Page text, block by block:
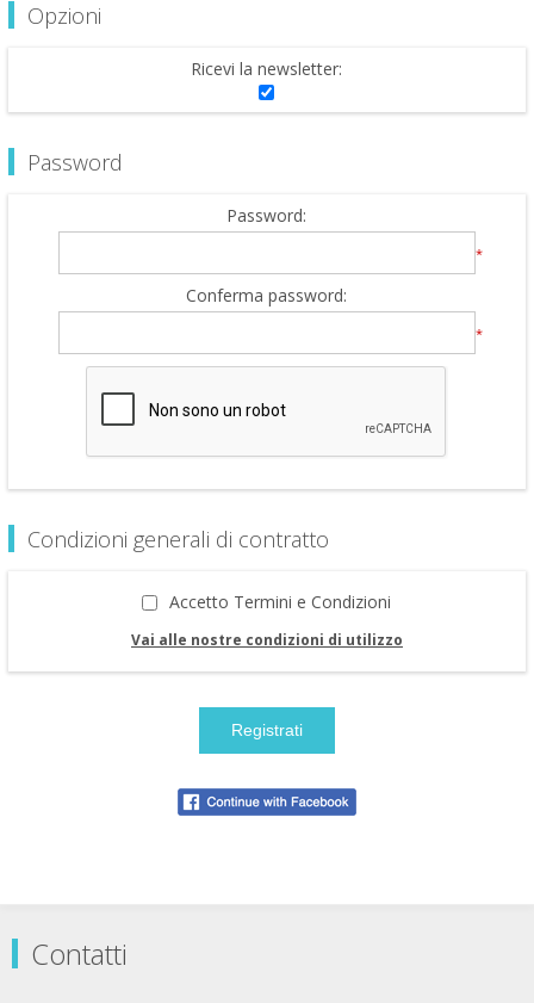
Opzioni
Ricevi la newsletter:
Password
Password:
*
Conferma password:
*
Condizioni generali di contratto
Accetto Termini e Condizioni
Vai alle nostre condizioni di utilizzo
Contatti